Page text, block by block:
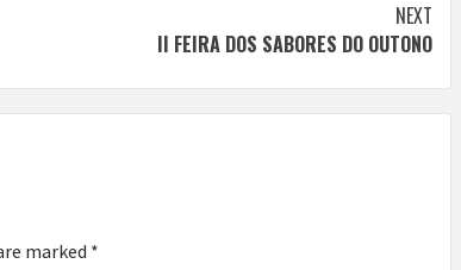
NEXT
II FEIRA DOS SABORES DO OUTONO
marked *